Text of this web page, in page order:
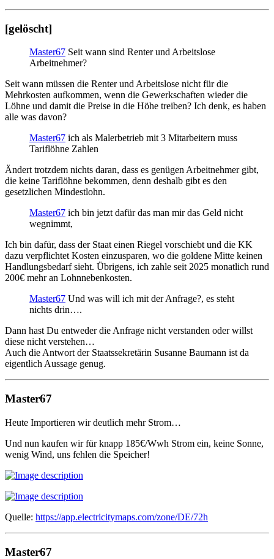
[gelöscht]
Master67 Seit wann sind Renter und Arbeitslose
Arbeitnehmer?
Seit wann müssen die Renter und Arbeitslose nicht für die
Mehrkosten aufkommen, wenn die Gewerkschaften wieder die
Löhne und damit die Preise in die Höhe treiben? Ich denk, es haben
alle was davon?
Master67 ich als Malerbetrieb mit 3 Mitarbeitern muss
Tariflöhne Zahlen
Ändert trotzdem nichts daran, dass es genügen Arbeitnehmer gibt,
die keine Tariflöhne bekommen, denn deshalb gibt es den
gesetzlichen Mindestlohn.
Master67 ich bin jetzt dafür das man mir das Geld nicht
wegnimmt,
Ich bin dafür, dass der Staat einen Riegel vorschiebt und die KK
dazu verpflichtet Kosten einzusparen, wo die goldene Mitte keinen
Handlungsbedarf sieht. Übrigens, ich zahle seit 2025 monatlich rund
200€ mehr an Lohnnebenkosten.
Master67 Und was will ich mit der Anfrage?, es steht
nichts drin….
Dann hast Du entweder die Anfrage nicht verstanden oder willst
diese nicht verstehen…
Auch die Antwort der Staatssekretärin Susanne Baumann ist da
eigentlich Aussage genug.
Master67
Heute Importieren wir deutlich mehr Strom…
Und nun kaufen wir für knapp 185€/Wwh Strom ein, keine Sonne,
wenig Wind, uns fehlen die Speicher!
Quelle: https://app.electricitymaps.com/zone/DE/72h
Master67